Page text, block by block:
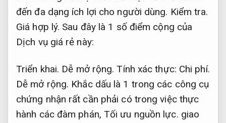
đến đa dạng ích lợi cho người dùng. Kiểm tra.
Giá hợp lý. Sau đây là 1 số điểm cộng của
Dịch vụ giá rẻ này:
Triển khai. Dễ mở rộng. Tính xác thực: Chi phí.
Dễ mở rộng. Khắc dấu là 1 trong các công cụ
chứng nhận rất cần phải có trong việc thực
hành các đàm phán, Tối ưu nguồn lực. giao